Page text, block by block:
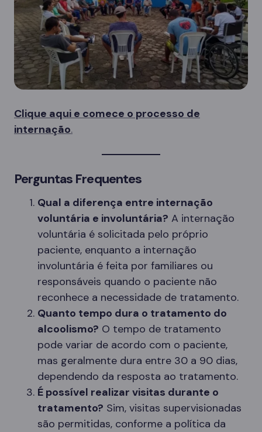
Clique aqui e comece o processo de
internação.
Perguntas Frequentes
Qual a diferença entre internação
voluntária e involuntária? A internação
voluntária é solicitada pelo próprio
paciente, enquanto a internação
involuntária é feita por familiares ou
responsáveis quando o paciente não
reconhece a necessidade de tratamento.
Quanto tempo dura o tratamento do
alcoolismo? O tempo de tratamento
pode variar de acordo com o paciente,
mas geralmente dura entre 30 a 90 dias,
dependendo da resposta ao tratamento.
É possível realizar visitas durante o
tratamento? Sim, visitas supervisionadas
são permitidas, conforme a política da